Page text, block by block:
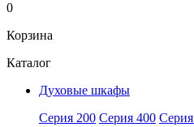
0
Корзина
Каталог
Духовые шкафы
Серия 200 Серия 400